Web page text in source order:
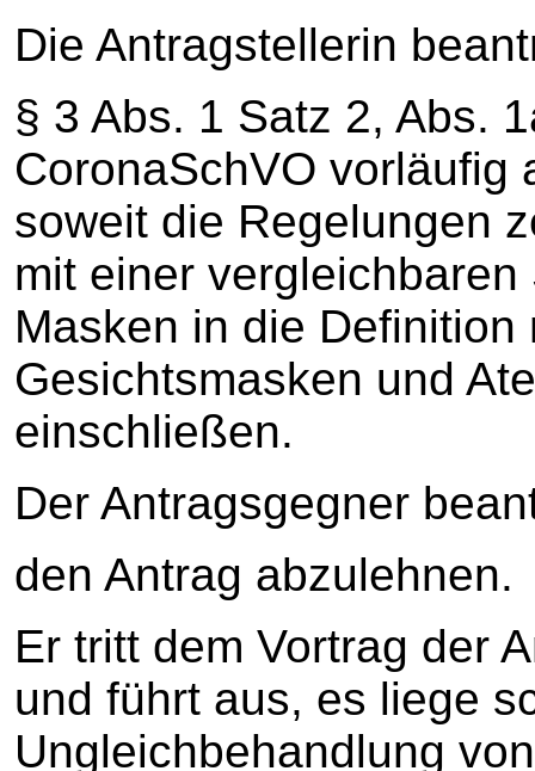
Die Antragstellerin
§ 3 Abs. 1 Satz 2, Abs.
CoronaSchVO vorläufig
soweit die Regelungen
mit einer
Masken in die Definition
Gesichtsmasken und
einschließen.
Der Antragsgegner
den Antrag abzulehnen.
Er tritt dem Vortrag der
und führt aus, es liege
Ungleichbehandlung